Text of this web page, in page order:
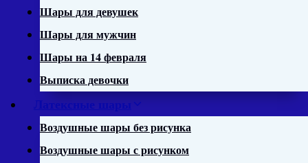
Шары для девушек
Шары для мужчин
Шары на 14 февраля
Выписка девочки
Латексные шары
Воздушные шары без рисунка
Воздушные шары с рисунком